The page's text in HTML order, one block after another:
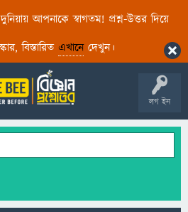
দুনিয়ায় আপনাকে স্বাগতম! প্রশ্ন-উত্তর দিয়ে
বিস্তারিত এখানেদেখুন।
লগ ইন